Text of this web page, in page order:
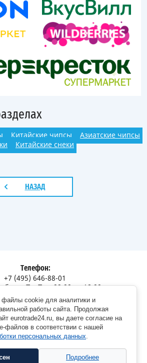
cookie для аналитики и
работы сайта. Продолжая
eurotrade24.ru, вы даете согласие на
файлов в соответствии с нашей
персональных данных.
Подробнее
Китайские чипсы
Азиатские чипсы
Китайские снеки
НАЗАД
Телефон:
+7 (495) 646-88-01
Пн-Пт с 09:00 до 18:00
Адрес:
г. Долгопрудный, Дорожный пр., 12